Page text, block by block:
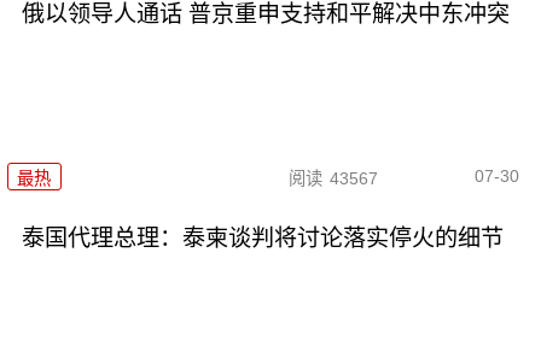
俄以领导人通话 普京重申支持和平解决中东冲突
最热 阅读 43567 07-30
泰国代理总理：泰柬谈判将讨论落实停火的细节